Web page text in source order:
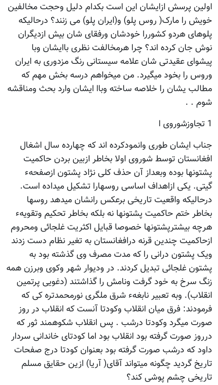
اولین پرسش ازایشان این است بکدام دلیل وحجت مخالفین
خویش را مارک( روس پلو) و(ایران پلو) می زنند؟ درحالیکه
پلوهای هردو کشوررا خودشان ورفقای شان بیش ازدیگران
نوش جان کرده اند؟ چرا هرمخالفت نظری باایشان وبا
پیشوای عقیدتی شان علامه سیستانی رنگ مزدوری به ایران
وروس را بخود میگیرد. من میخواهم درسه بخش مهم که
مطالب یشان را خلاصه ساخته وباا ایشان وارد بحث ومناقشه
شوم . .
1 تجاوزشوروی ا
جناب ایشان طوری وانمودکرده اند که چهارده سال اشغال
افغانستان توسط شوروی اولا بخاطر ازبین بردن حاکمیت
پشتونها بوده وبعداز آن حذف کلی نژاد پشتون ازصفحهء
گیتی. یکی ازاهداف اساسی روسهارا تشکیل میداده است.
درحالیکه واقعیت تاریخی برعکس رانشان میدهد روسها
بخاطر ختم حاکمیت پشتونها نه بلکه بخاطر تحکیم وتقویهء
هرچه بیشترپشتونها خصوصا قبایل اکثریت غلجائی ومحروم
ازحاکمیت چندین قرنه درافغانستان به تغیر نظام دست زدند
ویک پشتون درانی را که مدت مصرف وی گذشته بود به
پشتون غلجائی تبدیل کردند. در ودیوار شهر وکوی وبرزن همه
زنگ سرخ به خود گرفت ونامش را گذاشتند (دغویی پرتمین
انقلاب). وبه تعبیر نابغهء شرق ملگری نورمحمدتره کی که
فرمودند: فرق میان انقلاب وکودتا آنست که انقلاب در روز
صورت میگرد وکودتا درشب . پس انقلاب شکوهمند ثور که
درروز صورت گرفته بود انقلاب بود اما کودتای خاندانی سردار
داود که درشب صورت گرفته بود بعنوان کودتا درج صفحات
تاریخ گردید چگونه میتواند آقای( آریا) ازین حقایق مسلم
تاریخی چشم پوشی کند؟